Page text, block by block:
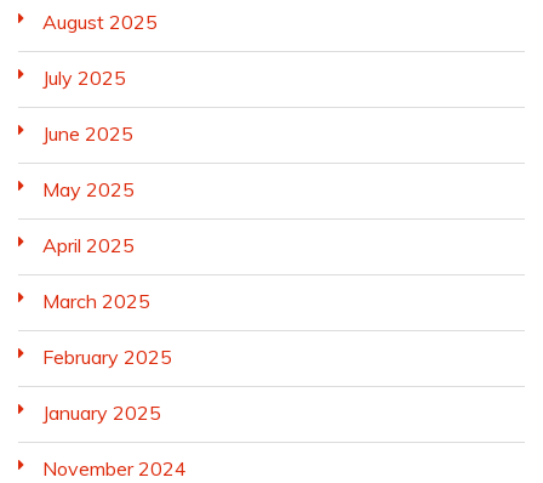
August 2025
July 2025
June 2025
May 2025
April 2025
March 2025
February 2025
January 2025
November 2024